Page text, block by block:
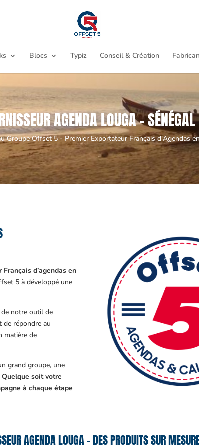
Blocs Typiz Conseil & Création
AGENDA LOUGA - SÉNÉGAL
Groupe Offset 5 - Premier Exportateur Français d'Agendas
d’agendas en
5 à développé une
de notre outil de
de répondre au
matière de
grand groupe, une
Quelque soit votre
à chaque étape
AGENDA LOUGA – DES PRODUITS SUR